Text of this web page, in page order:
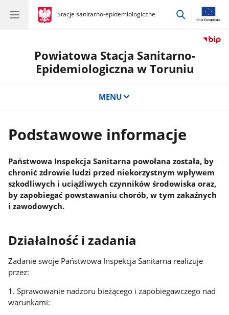
gov.pl
Stacje sanitarno-epidemiologiczne
gov.pl
Stacje
przejdź
Powiatowa Stacja Sanitarno-
Epidemiologiczna w Toruniu
MENU
Podstawowe informacje
Państwowa Inspekcja Sanitarna powołana została, by
chronić zdrowie ludzi przed niekorzystnym wpływem
szkodliwych i uciążliwych czynników środowiska oraz,
by zapobiegać powstawaniu chorób, w tym zakaźnych
i zawodowych.
Działalność i zadania
Zadanie swoje Państwowa Inspekcja Sanitarna realizuje
przez:
1. Sprawowanie nadzoru bieżącego i zapobiegawczego nad
warunkami: